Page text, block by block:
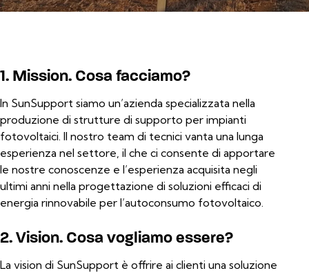
1. Mission. Cosa facciamo?
In SunSupport siamo un’azienda specializzata nella
produzione di strutture di supporto per impianti
fotovoltaici. Il nostro team di tecnici vanta una lunga
esperienza nel settore, il che ci consente di apportare
le nostre conoscenze e l’esperienza acquisita negli
ultimi anni nella progettazione di soluzioni efficaci di
energia rinnovabile per l’autoconsumo fotovoltaico.
2. Vision. Cosa vogliamo essere?
La vision di SunSupport è offrire ai clienti una soluzione